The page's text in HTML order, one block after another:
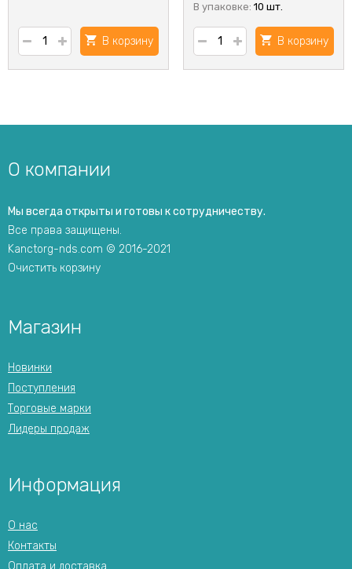
В корзину
В упаковке: 10 шт.
В корзину
О компании
Мы всегда открыты и готовы к сотрудничеству.
Все права защищены.
Kanctorg-nds.com © 2016-2021
Очистить корзину
Магазин
Новинки
Поступления
Торговые марки
Лидеры продаж
Информация
О нас
Контакты
Оплата и доставка